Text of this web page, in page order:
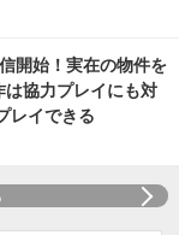
開始！実在の物件を
協力プレイにも対
レイできる